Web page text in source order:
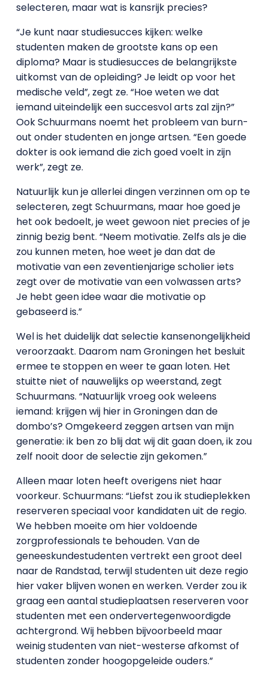
selecteren, maar wat is kansrijk precies?
“Je kunt naar studiesucces kijken: welke
studenten maken de grootste kans op een
diploma? Maar is studiesucces de belangrijkste
uitkomst van de opleiding? Je leidt op voor het
medische veld”, zegt ze. “Hoe weten we dat
iemand uiteindelijk een succesvol arts zal zijn?”
Ook Schuurmans noemt het probleem van burn-
out onder studenten en jonge artsen. “Een goede
dokter is ook iemand die zich goed voelt in zijn
werk”, zegt ze.
Natuurlijk kun je allerlei dingen verzinnen om op te
selecteren, zegt Schuurmans, maar hoe goed je
het ook bedoelt, je weet gewoon niet precies of je
zinnig bezig bent. “Neem motivatie. Zelfs als je die
zou kunnen meten, hoe weet je dan dat de
motivatie van een zeventienjarige scholier iets
zegt over de motivatie van een volwassen arts?
Je hebt geen idee waar die motivatie op
gebaseerd is.”
Wel is het duidelijk dat selectie kansenongelijkheid
veroorzaakt. Daarom nam Groningen het besluit
ermee te stoppen en weer te gaan loten. Het
stuitte niet of nauwelijks op weerstand, zegt
Schuurmans. “Natuurlijk vroeg ook weleens
iemand: krijgen wij hier in Groningen dan de
dombo’s? Omgekeerd zeggen artsen van mijn
generatie: ik ben zo blij dat wij dit gaan doen, ik zou
zelf nooit door de selectie zijn gekomen.”
Alleen maar loten heeft overigens niet haar
voorkeur. Schuurmans: “Liefst zou ik studieplekken
reserveren speciaal voor kandidaten uit de regio.
We hebben moeite om hier voldoende
zorgprofessionals te behouden. Van de
geneeskundestudenten vertrekt een groot deel
naar de Randstad, terwijl studenten uit deze regio
hier vaker blijven wonen en werken. Verder zou ik
graag een aantal studieplaatsen reserveren voor
studenten met een ondervertegenwoordigde
achtergrond. Wij hebben bijvoorbeeld maar
weinig studenten van niet-westerse afkomst of
studenten zonder hoogopgeleide ouders.”